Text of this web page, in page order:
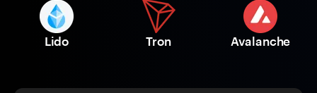
Lido Tron Avalanche